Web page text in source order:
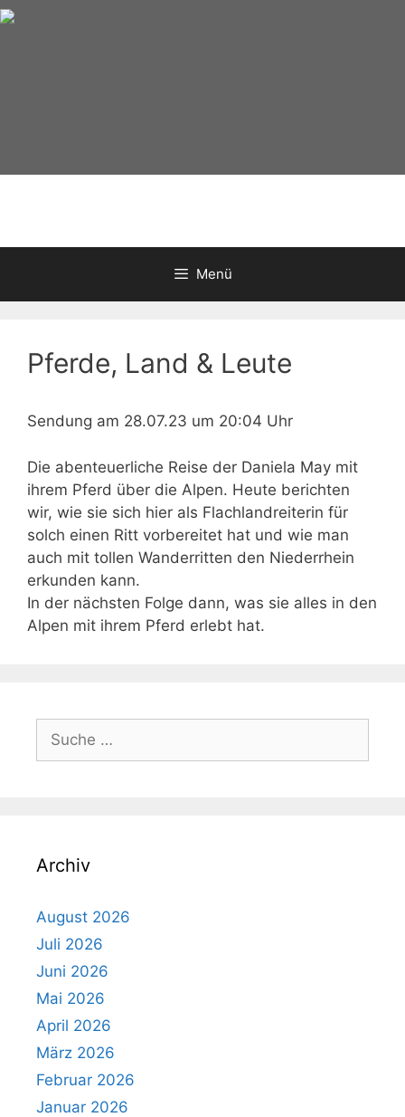
Zum
Menü
Pferde, Land & Leute
Sendung am 28.07.23 um 20:04 Uhr
Die abenteuerliche Reise der Daniela May mit
ihrem Pferd über die Alpen. Heute berichten
wir, wie sie sich hier als Flachlandreiterin für
solch einen Ritt vorbereitet hat und wie man
auch mit tollen Wanderritten den Niederrhein
erkunden kann.
In der nächsten Folge dann, was sie alles in den
Alpen mit ihrem Pferd erlebt hat.
nach:
Archiv
August 2026
Juli 2026
Juni 2026
Mai 2026
April 2026
März 2026
Februar 2026
Januar 2026